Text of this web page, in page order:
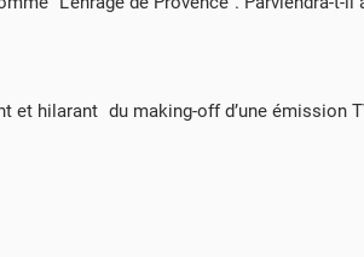
et hilarant du making-off d’une émission